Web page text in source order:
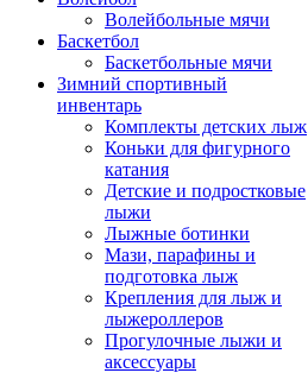
Волейбольные мячи
Баскетбол
Баскетбольные мячи
Зимний спортивный
инвентарь
Комплекты детских лыж
Коньки для фигурного
катания
Детские и подростковые
лыжи
Лыжные ботинки
Мази, парафины и
подготовка лыж
Крепления для лыж и
лыжероллеров
Прогулочные лыжи и
аксессуары